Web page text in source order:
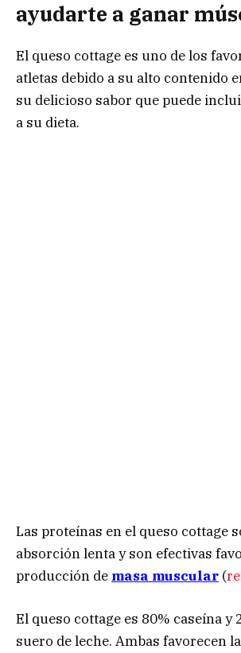
ayudarte a ganar
El queso cottage es uno de los
atletas debido a su alto contenido
su delicioso sabor que puede
a su dieta.
Las proteínas en el queso cottage
absorción lenta y son efectivas
producción de masa muscular (
El queso cottage es 80% caseína y
suero de leche. Ambas favorecen